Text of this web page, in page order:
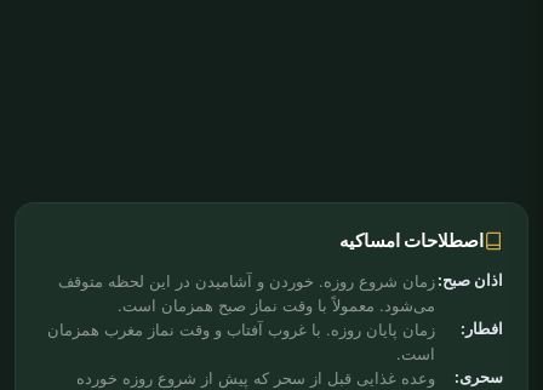
اصطلاحات امساکیه
اذان صبح:زمان شروع روزه. خوردن و آشامیدن در این لحظه متوقف
می‌شود. معمولاً با وقت نماز صبح همزمان است.
افطار:
زمان پایان روزه. با غروب آفتاب و وقت نماز مغرب همزمان
است.
سحری:
وعده غذایی قبل از سحر که پیش از شروع روزه خورده